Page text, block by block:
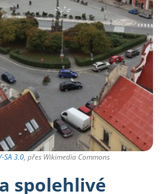
SA 3.0, přes Wikimedia Commons
spolehlivé